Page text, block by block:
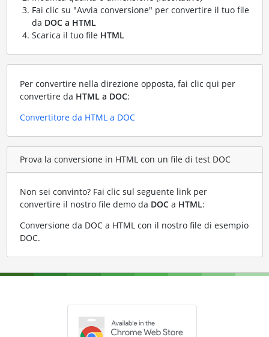
Fai clic su "Avvia conversione" per convertire il tuo file
da DOC a HTML
Scarica il tuo file HTML
Per convertire nella direzione opposta, fai clic qui per
convertire da HTML a DOC:
Convertitore da HTML a DOC
Prova la conversione in HTML con un file di test DOC
Non sei convinto? Fai clic sul seguente link per
convertire il nostro file demo da DOCa HTML:
Conversione da DOC a HTML con il nostro file di esempio
DOC.